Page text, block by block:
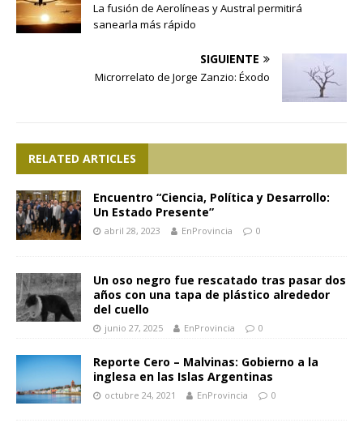
La fusión de Aerolíneas y Austral permitirá
sanearla más rápido
SIGUIENTE
Microrrelato de Jorge Zanzio: Éxodo
RELATED ARTICLES
Encuentro “Ciencia, Política y Desarrollo:
Un Estado Presente”
abril 28, 2023 EnProvincia 0
Un oso negro fue rescatado tras pasar dos
años con una tapa de plástico alrededor
del cuello
junio 27, 2025 EnProvincia 0
Reporte Cero – Malvinas: Gobierno a la
inglesa en las Islas Argentinas
octubre 24, 2021 EnProvincia 0